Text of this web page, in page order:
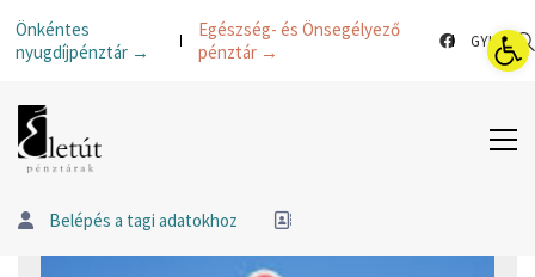
Önkéntes
nyugdíjpénztár →
Egészség- és Önsegélyező
pénztár →
GYIK
Belépés a tagi adatokhoz